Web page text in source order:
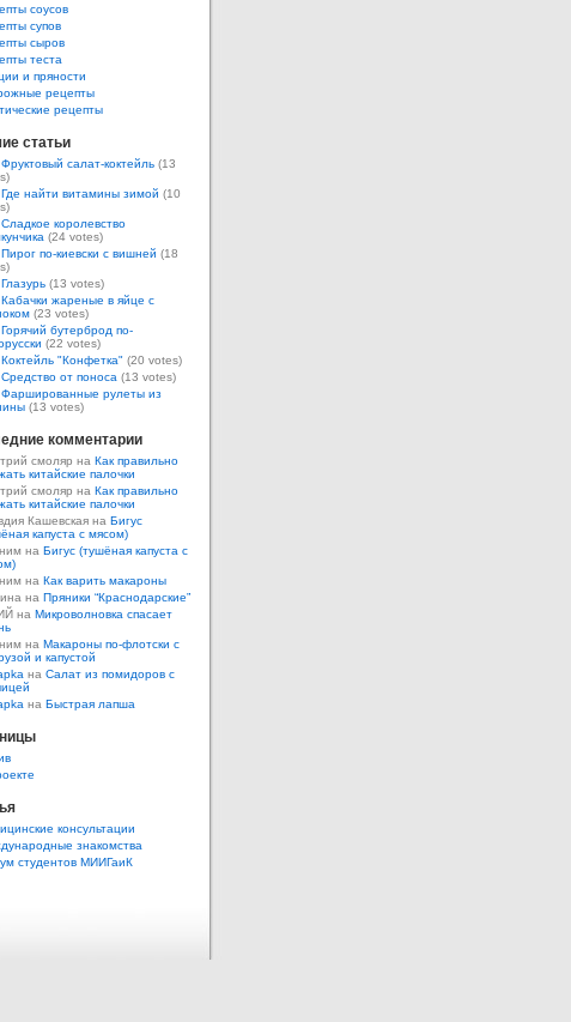
соусов
супов
сыров
теста
и пряности
рецепты
рецепты
статьи
Фруктовый салат-коктейль (13
Где найти витамины зимой (10
Сладкое королевство
(24 votes)
Пирог по-киевски с вишней (18
Глазурь (13 votes)
Кабачки жареные в яйце с
(23 votes)
Горячий бутерброд по-
(22 votes)
Коктейль "Конфетка" (20 votes)
Средство от поноса (13 votes)
Фаршированные рулеты из
(13 votes)
комментарии
смоляр на Как правильно
китайские палочки
смоляр на Как правильно
китайские палочки
Кашевская на Бигус
капуста с мясом)
на Бигус (тушёная капуста с
на Как варить макароны
на Пряники “Краснодарские”
на Микроволновка спасает
на Макароны по-флотски с
и капустой
на Салат из помидоров с
на Быстрая лапша
консультации
знакомства
студентов МИИГаиК